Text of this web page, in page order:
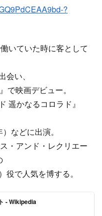
?
いていた時に客として
い、
で映画デビュー。
遥かなるコロラド』
などに出演。
・アンド・レクリエー
で人気を博する。
- Wikipedia